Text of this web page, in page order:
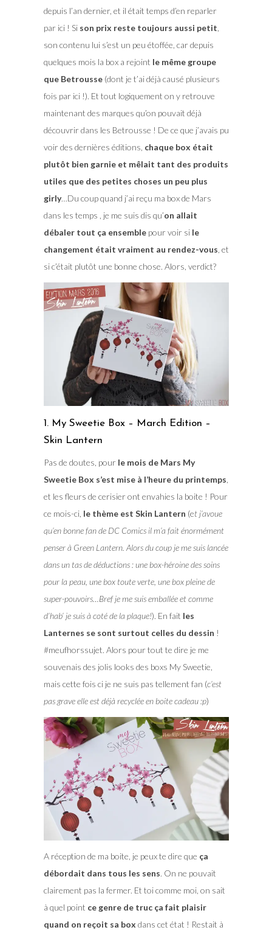
depuis l’an dernier, et il était temps d’en reparler
par ici ! Si son prix reste toujours aussi petit
son contenu lui s’est un peu étoffée, car depuis
quelques mois la box a rejoint le même groupe
que Betrousse(dont je t’ai déjà causé plusieurs
fois par ici !). Et tout logiquement on y retrouve
maintenant des marques qu’on pouvait déjà
découvrir dans les Betrousse ! De ce que j’avais pu
voir des dernières éditions, chaque box était
plutôt bien garnie et mêlait tant des produits
utiles que des petites choses un peu plus
girly…Du coup quand j’ai reçu ma box de Mars
dans les temps , je me suis dis qu’on allait
débaler tout ça ensemblepour voir si le
changement était vraiment au rendez-vous , et
si c’était plutôt une bonne chose. Alors, verdict?
1. My Sweetie Box – March Edition –
Skin Lantern
Pas de doutes, pourle mois de Mars My
Sweetie Box s’est mise à l’heure du printemps
et les fleurs de cerisier ont envahies la boite ! Pour
ce mois-ci, le thème est Skin Lantern (et j’avoue
qu’en bonne fan de DC Comics il m’a fait énormément
penser à Green Lantern. Alors du coup je me suis lancée
dans un tas de déductions : une box-héroine des soins
pour la peau, une box toute verte, une box pleine de
super-pouvoirs…Bref je me suis emballée et comme
d’hab’ je suis à coté de la plaque!). En fait les
Lanternes se sont surtout celles du dessin !
#meufhorssujet. Alors pour tout te dire je me
souvenais des jolis looks des boxs My Sweetie,
mais cette fois ci je ne suis pas tellement fan (c’est
pas grave elle est déjà recyclée en boite cadeau :p)
A réception de ma boite, je peux te dire que ça
débordait dans tous les sens. On ne pouvait
clairement pas la fermer. Et toi comme moi, on sait
à quel point ce genre de truc ça fait plaisir
quand on reçoit sa box dans cet état ! Restait à